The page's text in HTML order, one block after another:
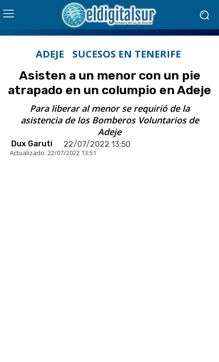
ADEJE SUCESOS EN TENERIFE
Asisten a un menor con un pie
atrapado en un columpio en Adeje
Para liberar al menor se requirió de la
asistencia de los Bomberos Voluntarios de
Adeje
Dux Garuti 22/07/2022 13:50
Actualizado: 22/07/2022 13:51